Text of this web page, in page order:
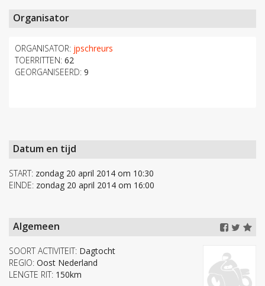
Organisator
ORGANISATOR: jpschreurs
TOERRITTEN: 62
GEORGANISEERD: 9
Datum en tijd
START: zondag 20 april 2014 om 10:30
EINDE: zondag 20 april 2014 om 16:00
Algemeen
SOORT ACTIVITEIT: Dagtocht
REGIO: Oost Nederland
LENGTE RIT: 150km